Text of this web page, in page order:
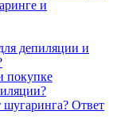
и
депиляции и
покупке
шугаринга? Ответ